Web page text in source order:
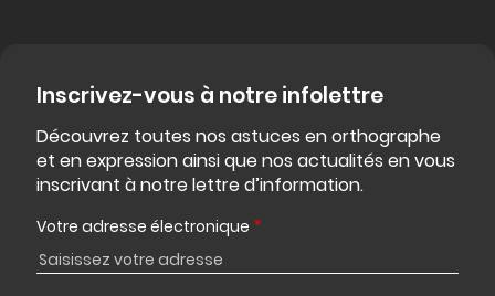
Inscrivez-vous à notre infolettre
Découvrez toutes nos astuces en orthographe
et en expression ainsi que nos actualités en vous
inscrivant à notre lettre d’information.
Votre adresse électronique *